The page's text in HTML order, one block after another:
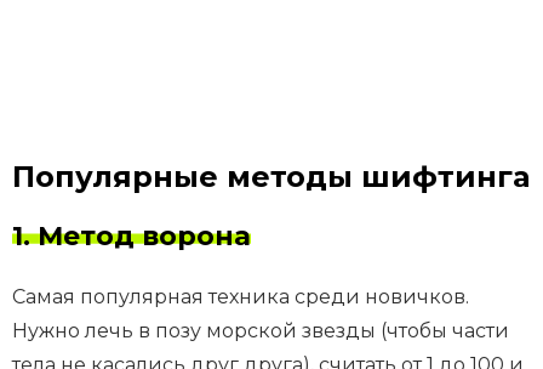
Популярные методы шифтинга
1. Метод ворона
Самая популярная техника среди новичков.
Нужно лечь в позу морской звезды (чтобы части